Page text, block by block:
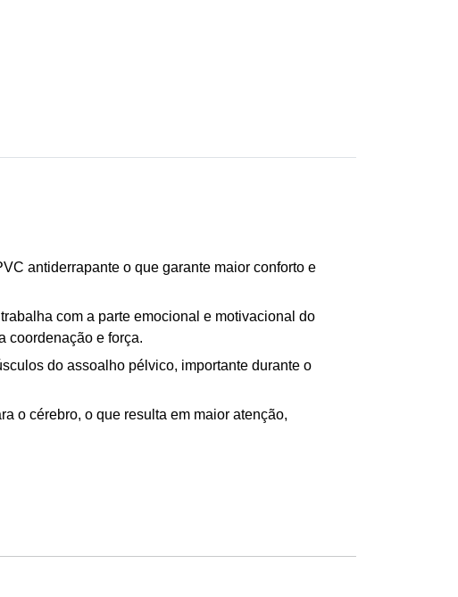
antiderrapante o que garante maior conforto e
com a parte emocional e motivacional do
coordenação e força.
do assoalho pélvico, importante durante o
o cérebro, o que resulta em maior atenção,